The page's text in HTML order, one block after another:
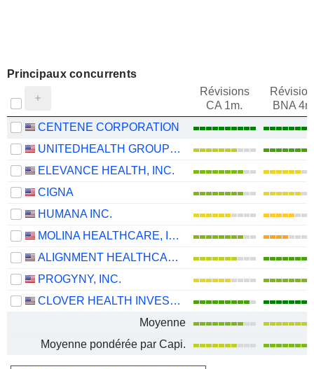
Principaux concurrents
Révisions
CA 1m.
BNA
CENTENE CORPORATION
UNITEDHEALTH GROUP INC.
ELEVANCE HEALTH, INC.
CIGNA
HUMANA INC.
MOLINA HEALTHCARE, INC.
ALIGNMENT HEALTHCARE, INC.
PROGYNY, INC.
CLOVER HEALTH INVESTMENTS, CORP.
Moyenne
Moyenne pondérée par Capi.